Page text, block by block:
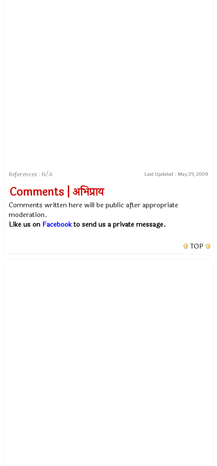
References : N/A Last Updated : May 29, 2008
Comments | अभिप्राय
Comments written here will be public after appropriate
moderation.
Like us on Facebookto send us a private message.
TOP